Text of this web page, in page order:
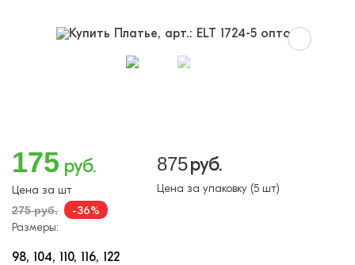
275 руб. -36%
175 руб.
Цена за шт
875руб.
Цена за упаковку (5 шт)
Размеры:
98 104 110 116 122